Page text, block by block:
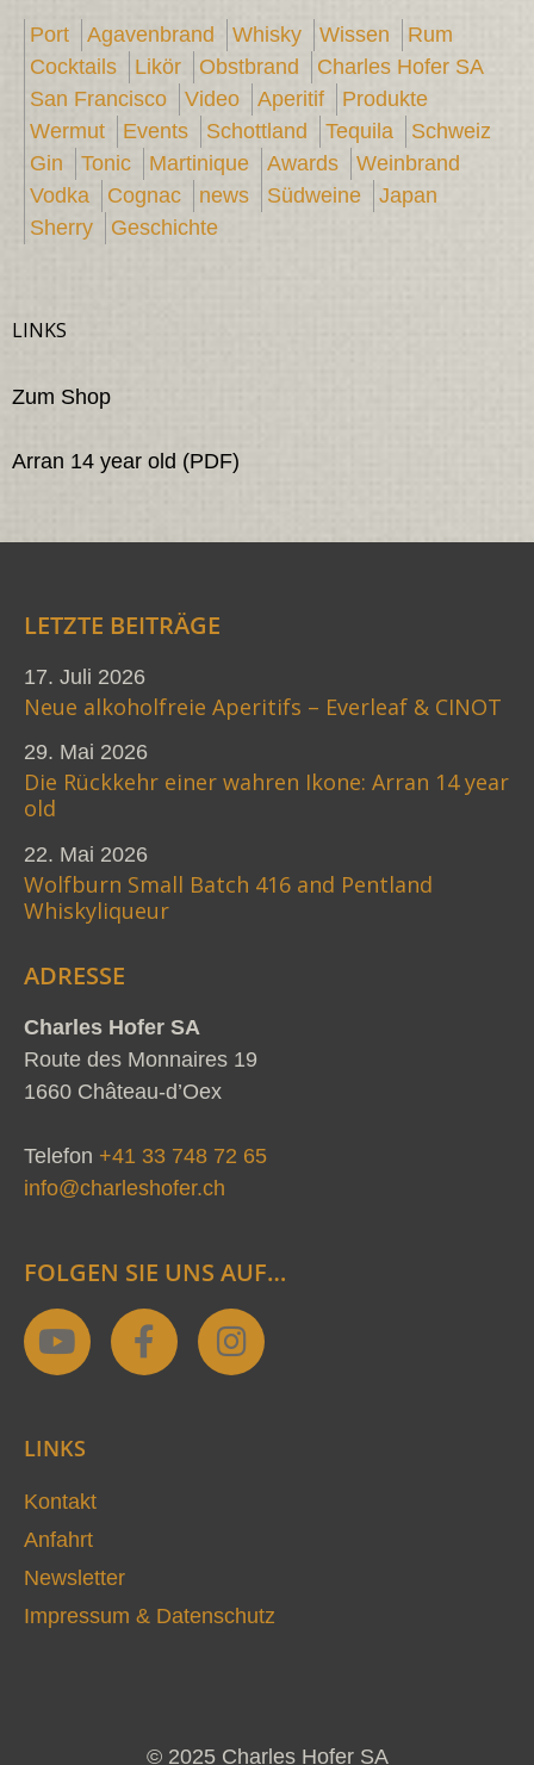
Port Agavenbrand Whisky Wissen
Rum
Cocktails
Likör Obstbrand
Charles Hofer SA
San Francisco
Video Aperitif
Produkte
Wermut
Events Schottland Tequila
Schweiz
Gin
Tonic Martinique Awards
Weinbrand
Vodka
Cognac news Südweine
Japan
Sherry
Geschichte
LINKS
Zum Shop
Arran 14 year old (PDF)
LETZTE BEITRÄGE
17. Juli 2026
Neue alkoholfreie Aperitifs – Everleaf & CINOT
29. Mai 2026
Die Rückkehr einer wahren Ikone: Arran 14 year
old
22. Mai 2026
Wolfburn Small Batch 416 and Pentland
Whiskyliqueur
ADRESSE
Charles Hofer SA
Route des Monnaires 19
1660 Château-d’Oex
Telefon +41 33 748 72 65
info@charleshofer.ch
FOLGEN SIE UNS AUF…
Y
o
u
b
e
F
a
f
I
n
LINKS
Kontakt
Anfahrt
Newsletter
Impressum & Datenschutz
© 2025 Charles Hofer SA